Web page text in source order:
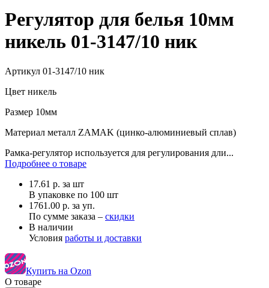
Регулятор для белья 10мм
никель 01-3147/10 ник
Артикул 01-3147/10 ник
Цвет никель
Размер 10мм
Материал металл ZAMAK (цинко-алюминиевый сплав)
Рамка-регулятор используется для регулирования дли...
Подробнее о товаре
17.61 р. за шт
В упаковке по 100 шт
1761.00 р. за уп.
По сумме заказа – скидки
В наличии
Условия работы и доставки
Купить на Ozon
О товаре